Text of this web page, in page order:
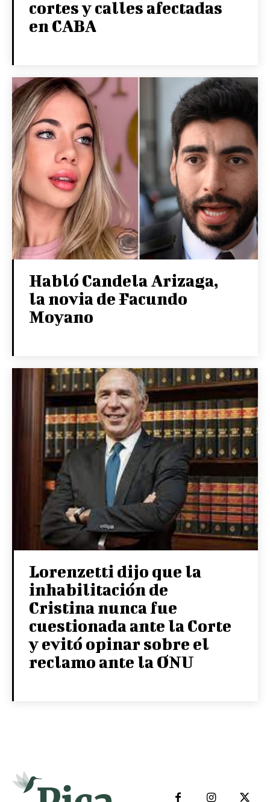
cortes y calles afectadas
en CABA
Habló Candela Arizaga,
la novia de Facundo
Moyano
Lorenzetti dijo que la
inhabilitación de
Cristina nunca fue
cuestionada ante la Corte
y evitó opinar sobre el
reclamo ante la ONU